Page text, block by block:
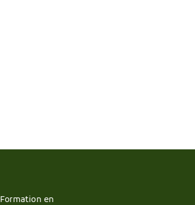
Formation en